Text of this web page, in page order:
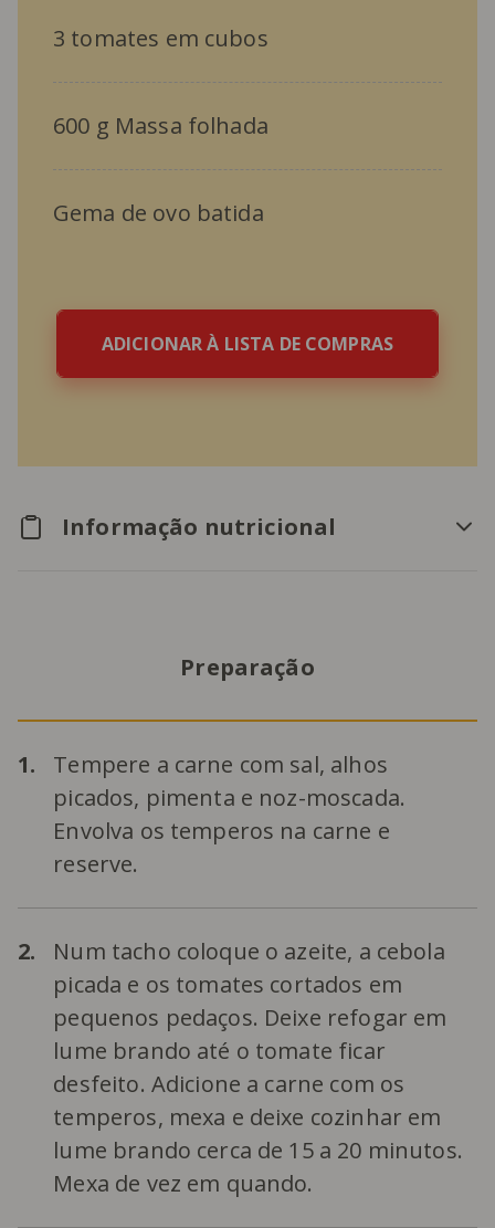
3 tomates em cubos
600 g Massa folhada
Gema de ovo batida
ADICIONAR À LISTA DE COMPRAS
Informação nutricional
Preparação
1.
Tempere a carne com sal, alhos
picados, pimenta e noz-moscada.
Envolva os temperos na carne e
reserve.
2.
Num tacho coloque o azeite, a cebola
picada e os tomates cortados em
pequenos pedaços. Deixe refogar em
lume brando até o tomate ficar
desfeito. Adicione a carne com os
temperos, mexa e deixe cozinhar em
lume brando cerca de 15 a 20 minutos.
Mexa de vez em quando.